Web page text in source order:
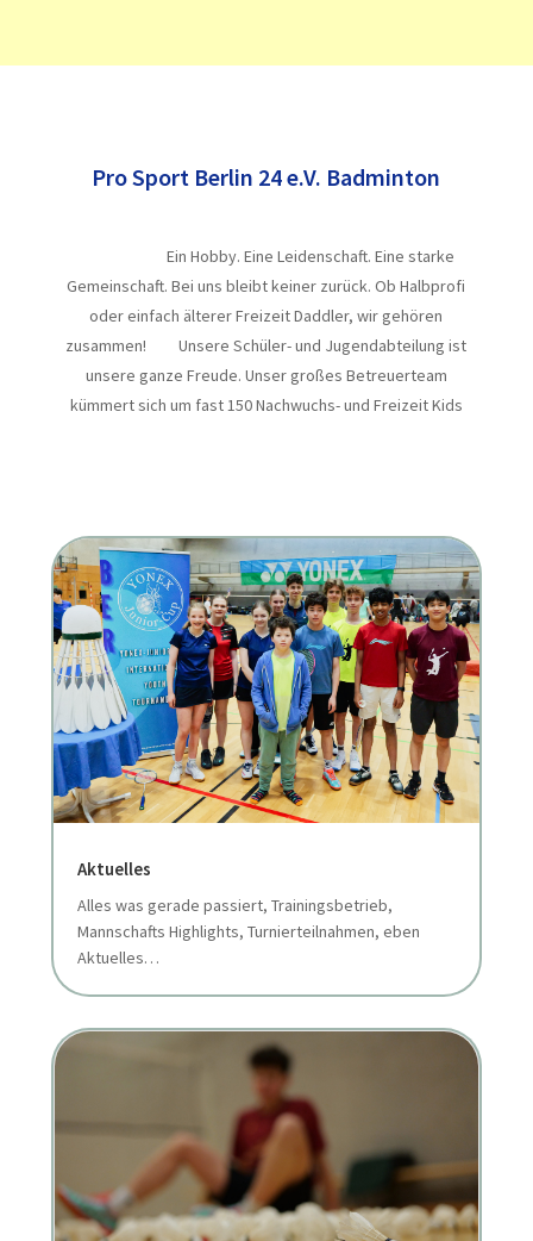
Pro Sport Berlin 24 e.V. Badminton
Ein Hobby. Eine Leidenschaft. Eine starke
Gemeinschaft. Bei uns bleibt keiner zurück. Ob Halbprofi
oder einfach älterer Freizeit Daddler, wir gehören
zusammen! Unsere Schüler- und Jugendabteilung ist
unsere ganze Freude. Unser großes Betreuerteam
kümmert sich um fast 150 Nachwuchs- und Freizeit Kids
Aktuelles
Alles was gerade passiert, Trainingsbetrieb,
Mannschafts Highlights, Turnierteilnahmen, eben
Aktuelles…